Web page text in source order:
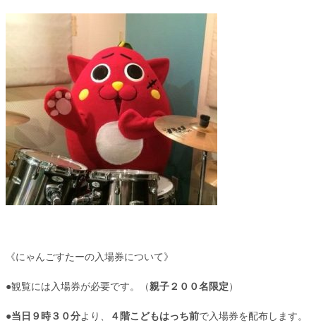
《にゃんごすたーの入場券について》
●観覧には入場券が必要です。（親子２００名限定）
●当日９時３０分より、 ４階こどもはっち前で入場券を配布します。